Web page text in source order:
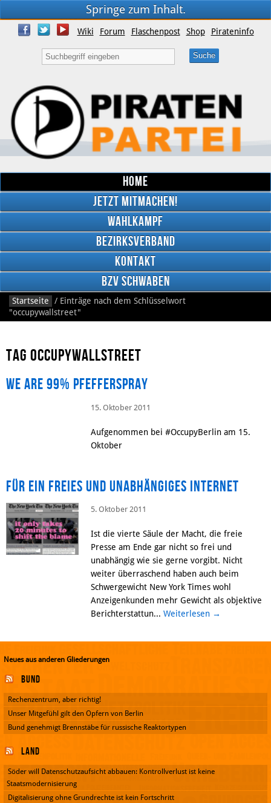
Springe zum Inhalt.
Wiki Forum Flaschenpost Shop Pirateninfo
Home
Jetzt mitmachen!
Wahlkampf
Bezirksverband
Kontakt
BzV Schwaben
Startseite / Einträge nach dem Schlüsselwort
"occupywallstreet"
Tag occupywallstreet
We are 99% Pfefferspray
15. Oktober 2011
Aufgenommen bei #OccupyBerlin am 15.
Oktober
Für ein freies und unabhängiges Internet
5. Oktober 2011
Ist die vierte Säule der Macht, die freie
Presse am Ende gar nicht so frei und
unabhängig wie sie gerne vorgibt. Nicht
weiter überraschend haben auch beim
Schwergewicht New York Times wohl
Anzeigenkunden mehr Gewicht als objektive
Berichterstattun... Weiterlesen →
Neues aus anderen Gliederungen
Bund
Rechenzentrum, aber richtig!
Unser Mitgefühl gilt den Opfern von Berlin
Bund genehmigt Brennstäbe für russische Reaktortypen
Land
Söder will Datenschutzaufsicht abbauen: Kontrollverlust ist keine
Staatsmodernisierung
Digitalisierung ohne Grundrechte ist kein Fortschritt